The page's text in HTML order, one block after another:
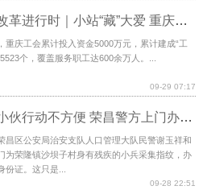
重庆改革进行时｜小站“藏”大爱 重庆建成5523个“工会驿站”
重庆工会累计投入资金5000万元，累计建成“工
个，覆盖服务职工达600余万人。...
09-29 07:17
残疾小伙行动不方便 荣昌警方上门办证件
昌区公安局治安支队人口管理大队民警谢玉祥和
为荣隆镇沙坝子村身有残疾的小兵采集指纹，办
份证。这只是...
09-28 22:51